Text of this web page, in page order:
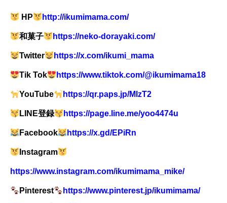
HP http://ikumimama.com/
和菓子 https://neko-dorayaki.com/
Twitter https://x.com/ikumi_mama
Tik Tok https://www.tiktok.com/@ikumimama18
YouTube https://qr.paps.jp/MlzT2
LINE登録 https://page.line.me/yoo4474u
Facebook https://x.gd/EPiRn
Instagram
https://www.instagram.com/ikumimama_mike/
Pinterest https://www.pinterest.jp/ikumimama/